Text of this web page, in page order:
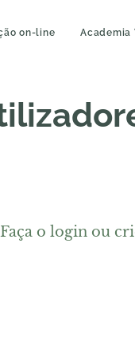
on-line Academia
o login ou